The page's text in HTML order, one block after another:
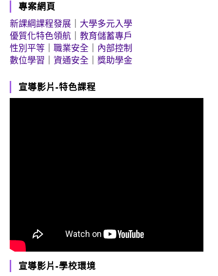
專案網頁
新課綱課程發展
大學多元入學
優質化特色領航
教育儲蓄專戶
性別平等
職業安全
內部控制
數位學習
資通安全 獎助學金
宣導影片-特色課程
宣導影片-學校環境